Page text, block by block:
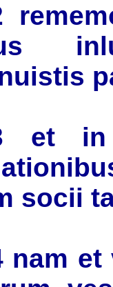
et
socii
nam